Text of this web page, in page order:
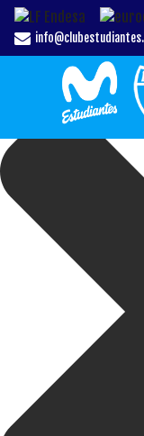
Gestionar el